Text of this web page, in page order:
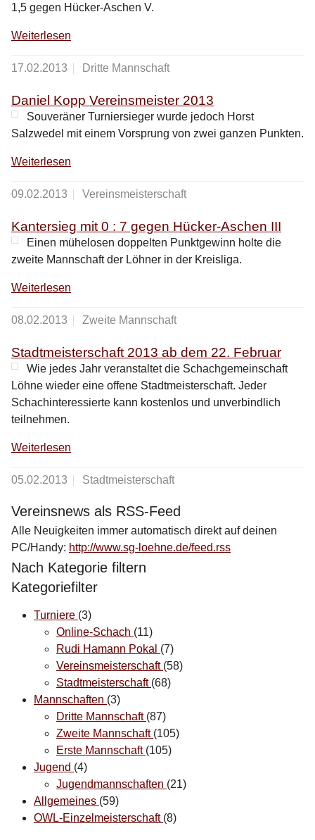
1,5 gegen Hücker-Aschen V.
Weiterlesen
17.02.2013 Dritte Mannschaft
Daniel Kopp Vereinsmeister 2013
Souveräner Turniersieger wurde jedoch Horst
Salzwedel mit einem Vorsprung von zwei ganzen Punkten.
Weiterlesen
09.02.2013 Vereinsmeisterschaft
Kantersieg mit 0 : 7 gegen Hücker-Aschen III
Einen mühelosen doppelten Punktgewinn holte die
zweite Mannschaft der Löhner in der Kreisliga.
Weiterlesen
08.02.2013 Zweite Mannschaft
Stadtmeisterschaft 2013 ab dem 22. Februar
Wie jedes Jahr veranstaltet die Schachgemeinschaft
Löhne wieder eine offene Stadtmeisterschaft. Jeder
Schachinteressierte kann kostenlos und unverbindlich
teilnehmen.
Weiterlesen
05.02.2013 Stadtmeisterschaft
Vereinsnews als RSS-Feed
Alle Neuigkeiten immer automatisch direkt auf deinen
PC/Handy: http://www.sg-loehne.de/feed.rss
Nach Kategorie filtern
Kategoriefilter
Turniere (3)
Online-Schach (11)
Rudi Hamann Pokal (7)
Vereinsmeisterschaft (58)
Stadtmeisterschaft (68)
Mannschaften (3)
Dritte Mannschaft (87)
Zweite Mannschaft (105)
Erste Mannschaft (105)
Jugend (4)
Jugendmannschaften (21)
Allgemeines (59)
OWL-Einzelmeisterschaft (8)